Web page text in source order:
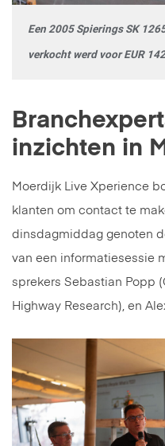
Een 2005 Spierings SK
verkocht werd voor EUR
inzichten in
Moerdijk Live Xperience
klanten om contact te
dinsdagmiddag genoten
van een informatiesessie
sprekers Sebastian Popp
Highway Research), en